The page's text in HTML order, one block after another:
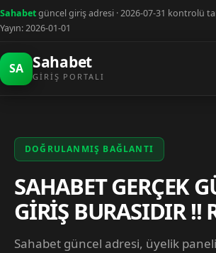
Sahabetgüncel giriş adresi · 2026-07-31 kontrolü
Yayın: 2026-01-01
SA Sahabet
GIRIŞ PORTALI
DOĞRULANMIŞ BAĞLANTI
SAHABET GERÇEK
GİRİŞ BURASIDIR !!
Sahabet güncel adresi, üyelik